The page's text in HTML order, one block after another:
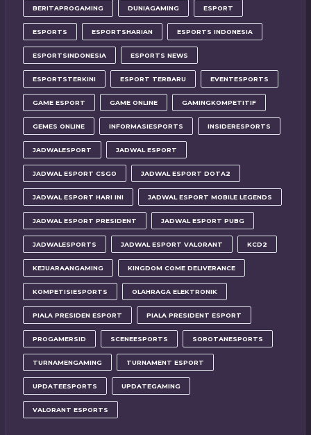
BERITAPROGAMING DUNIAGAMING ESPORT
ESPORTS ESPORTSHARIAN ESPORTS INDONESIA
ESPORTSINDONESIA ESPORTS NEWS
ESPORTSTERKINI ESPORT TERBARU EVENTESPORTS
GAME ESPORT GAME ONLINE GAMINGKOMPETITIF
GEMES ONLINE INFORMASIESPORTS INSIDERESPORTS
JADWALESPORT JADWAL ESPORT
JADWAL ESPORT CSGO JADWAL ESPORT DOTA2
JADWAL ESPORT HARI INI JADWAL ESPORT MOBILE LEGENDS
JADWAL ESPORT PRESIDENT JADWAL ESPORT PUBG
JADWALESPORTS JADWAL ESPORT VALORANT KCD2
KEJUARAANGAMING KINGDOM COME DELIVERANCE
KOMPETISIESPORTS OLAHRAGA ELEKTRONIK
PIALA PRESIDEN ESPORT PIALA PRESIDENT ESPORT
PROGAMERSID SCENEESPORTS SOROTANESPORTS
TURNAMENGAMING TURNAMENT ESPORT
UPDATEESPORTS UPDATEGAMING
VALORANT ESPORTS